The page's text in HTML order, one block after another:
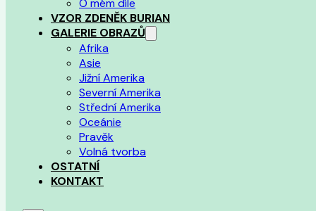
O mém díle
VZOR ZDENĚK BURIAN
GALERIE OBRAZŮ
Afrika
Asie
Jižní Amerika
Severní Amerika
Střední Amerika
Oceánie
Pravěk
Volná tvorba
OSTATNÍ
KONTAKT